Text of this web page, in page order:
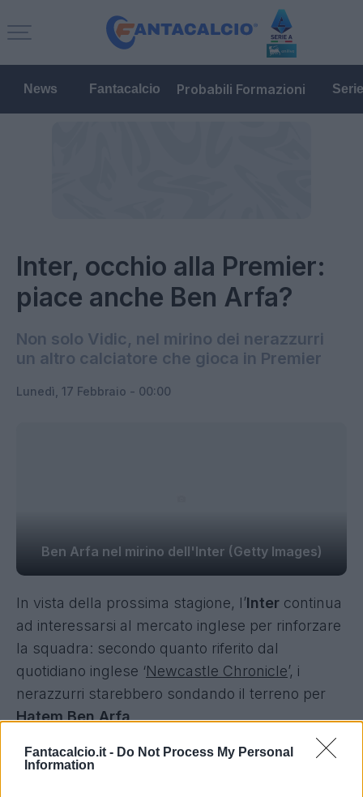
Fantacalcio.it - Do Not Process My Personal
Information
News Fantacalcio Probabili Formazioni
Inter, occhio alla Premier:
piace anche Ben Arfa?
Non solo Vidic, nel mirino dei nerazzurri
un altro calciatore che gioca in Premier
Lunedì, 17 Febbraio - 00:00
Ben Arfa nel mirino dell'Inter (Getty Images)
In vista della prossima stagione, l’Inter continua
ad interessarsi al mercato inglese per rinforzare
la squadra: secondo quanto riferito dal
quotidiano inglese ‘Newcastle Chronicle’, i
nerazzurri starebbero sondando il terreno per
Hatem Ben Arfa.
Gli inglesi avrebbero infatti deciso di mettere sul